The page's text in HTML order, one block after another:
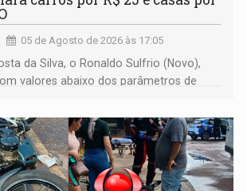
05 de Agosto de 2026 às 17:05
da Silva, o Ronaldo Sulfrio (Novo),
valores abaixo dos parâmetros de